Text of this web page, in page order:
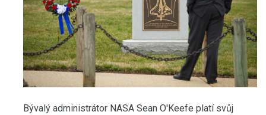
Bývalý administrátor NASA Sean O'Keefe platí svůj